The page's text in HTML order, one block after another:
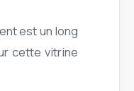
est un long
cette vitrine